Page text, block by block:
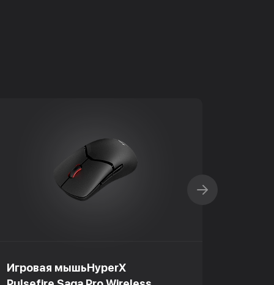
Игровая мышьHyperX